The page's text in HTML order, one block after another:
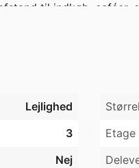
til indkøb,
Lejlighed
3 Etage
Nej